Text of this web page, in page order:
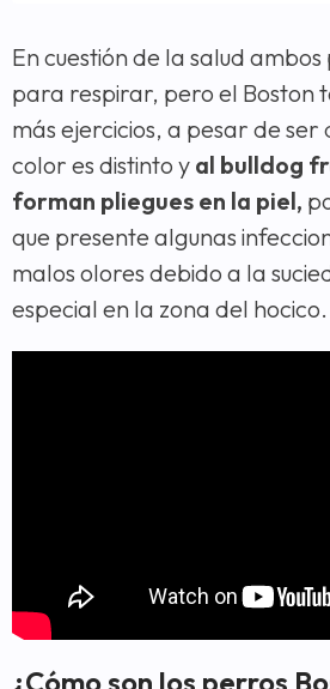
En cuestión de la salud
para respirar, pero el Boston
más ejercicios, a pesar de ser
color es distinto y al bulldog
forman pliegues en la piel,
que presente algunas
malos olores debido a la
especial en la zona del hocico.